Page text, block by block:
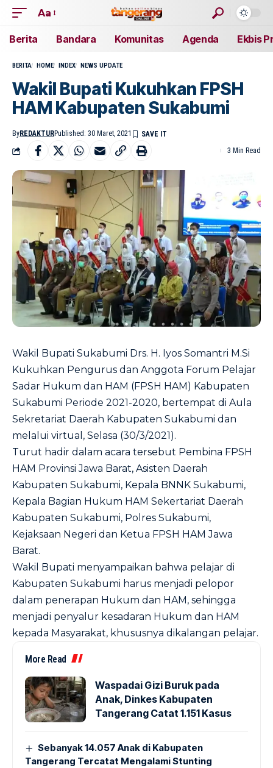
Aa
Berita Bandara Komunitas Agenda Ekbis
BERITA HOME INDEX NEWS UPDATE
Wakil Bupati Kukuhkan FPSH
HAM Kabupaten Sukabumi
ByREDAKTURPublished: 30 Maret, 2021
3 Min Read
Wakil Bupati Sukabumi Drs. H. Iyos Somantri M.Si
Kukuhkan Pengurus dan Anggota Forum Pelajar
Sadar Hukum dan HAM (FPSH HAM) Kabupaten
Sukabumi Periode 2021-2020, bertempat di Aula
Sekretariat Daerah Kabupaten Sukabumi dan
melalui virtual, Selasa (30/3/2021).
Turut hadir dalam acara tersebut Pembina FPSH
HAM Provinsi Jawa Barat, Asisten Daerah
Kabupaten Sukabumi, Kepala BNNK Sukabumi,
Kepala Bagian Hukum HAM Sekertariat Daerah
Kabupaten Sukabumi, Polres Sukabumi,
Kejaksaan Negeri dan Ketua FPSH HAM Jawa
Barat.
Wakil Bupati menyampaikan bahwa pelajar di
Kabupaten Sukabumi harus menjadi pelopor
dalam penerapan Hukum dan HAM, sehingga
menjadi penyalur kesadaran Hukum dan HAM
kepada Masyarakat, khususnya dikalangan pelajar.
More Read
Waspadai Gizi Buruk pada
Anak, Dinkes Kabupaten
Tangerang Catat 1.151 Kasus
Sebanyak 14.057 Anak di Kabupaten
Tangerang Tercatat Mengalami Stunting